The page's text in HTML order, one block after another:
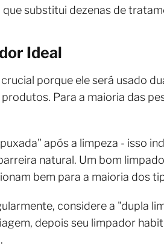
substitui dezenas de
Ideal
porque ele será usado
Para a maioria das
após a limpeza - isso
natural. Um bom
bem para a maioria dos
considere a "dupla
depois seu limpador